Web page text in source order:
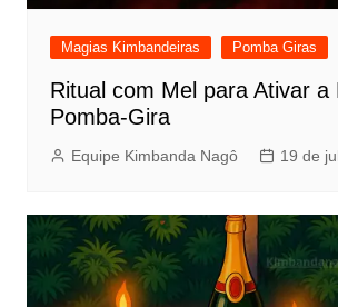
Magias Kimbandeiras Pomba Giras
Ritual com Mel para Ativar a
Pomba-Gira
Equipe Kimbanda Nagô 19 de